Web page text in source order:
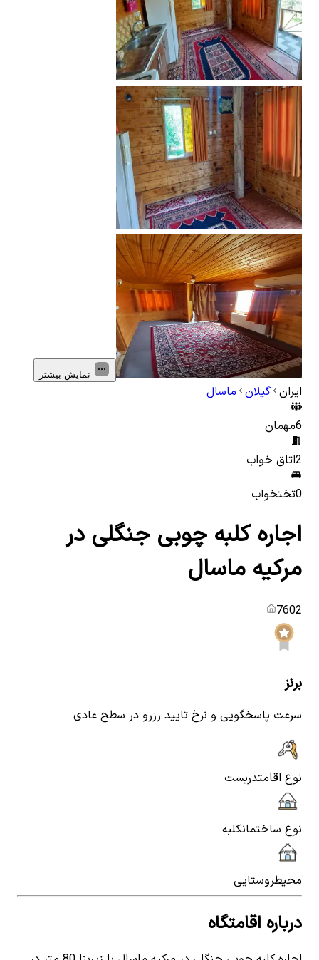
نمایش بیشتر
ایران گیلان ماسال
6مهمان
2اتاق خواب
0تختخواب
اجاره کلبه چوبی جنگلی در
مرکیه ماسال
7602
برنز
سرعت پاسخگویی و نرخ تایید رزرو در سطح عادی
نوع اقامتدربست
نوع ساختمانکلبه
محیطروستایی
درباره اقامتگاه